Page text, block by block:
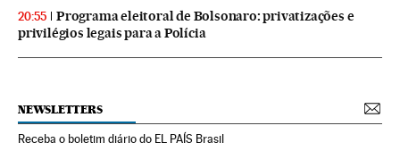
20:55
Programa eleitoral de Bolsonaro: privatizações e
privilégios legais para a Polícia
NEWSLETTERS
Receba o boletim diário do EL PAÍS Brasil